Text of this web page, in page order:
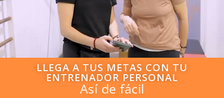
LLEGA A TUS METAS CON TU
ENTRENADOR PERSONAL
Así de fácil